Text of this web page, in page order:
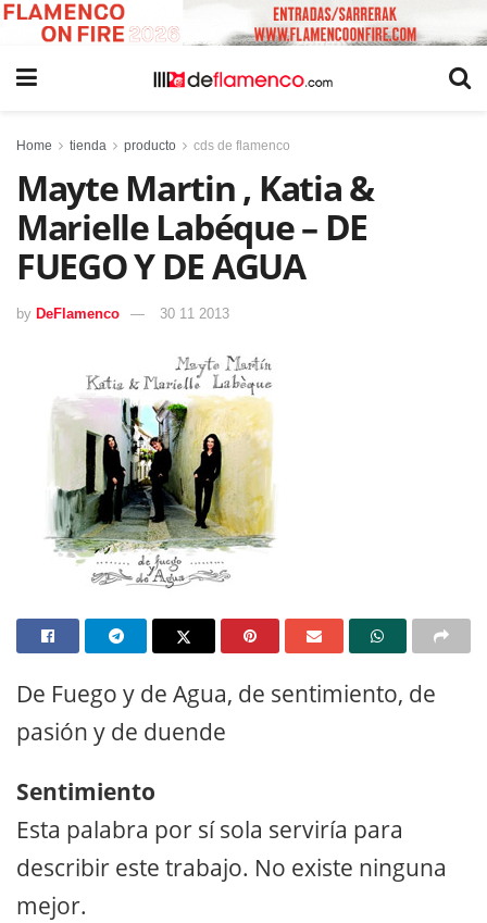
Home tienda producto cds de flamenco
Mayte Martin , Katia &
Marielle Labéque – DE
FUEGO Y DE AGUA
by DeFlamenco 30 11 2013
De Fuego y de Agua, de sentimiento, de
pasión y de duende
Sentimiento
Esta palabra por sí sola serviría para
describir este trabajo. No existe ninguna
mejor.